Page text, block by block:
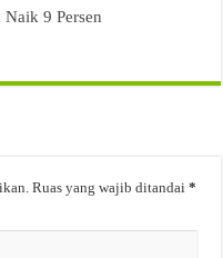
9 Persen
Ruas yang wajib ditandai*